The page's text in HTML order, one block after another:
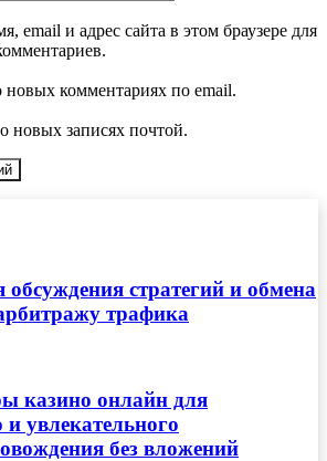
email и адрес сайта в этом браузере для
новых комментариях по email.
новых записях почтой.
обсуждения стратегий и обмена
трафика
казино онлайн для
и увлекательного
без вложений